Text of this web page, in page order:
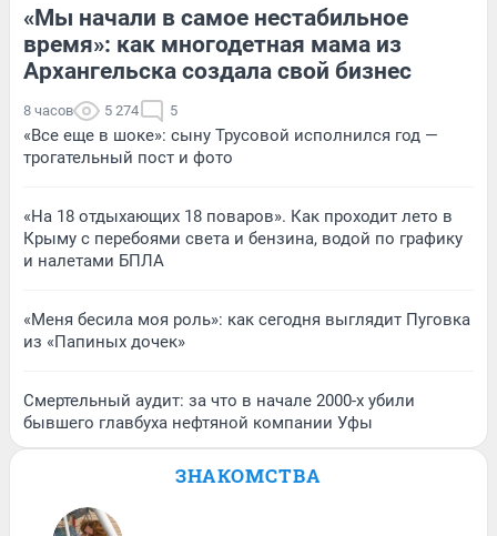
«Мы начали в самое нестабильное
время»: как многодетная мама из
Архангельска создала свой бизнес
8 часов 5 274 5
«Все еще в шоке»: сыну Трусовой исполнился год —
трогательный пост и фото
«На 18 отдыхающих 18 поваров». Как проходит лето в
Крыму с перебоями света и бензина, водой по графику
и налетами БПЛА
«Меня бесила моя роль»: как сегодня выглядит Пуговка
из «Папиных дочек»
Смертельный аудит: за что в начале 2000-х убили
бывшего главбуха нефтяной компании Уфы
ЗНАКОМСТВА